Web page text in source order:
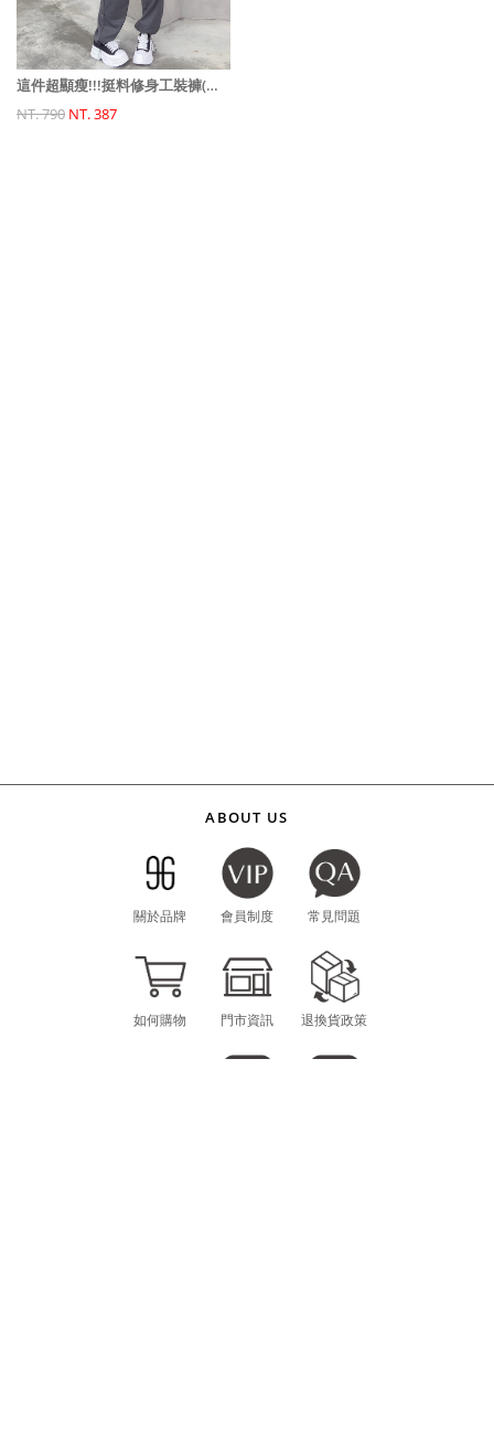
這件超顯瘦!!!挺料修身工裝褲(可縮口)(男女共穿)
NT. 790 NT. 387
ABOUT US
關於品牌 會員制度 常見問題
如何購物 門市資訊 退換貨政策